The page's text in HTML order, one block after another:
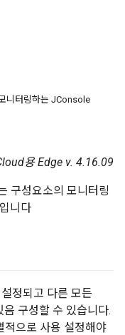
니터링하는 JConsole
용 Edge v. 4.16.09
구성요소의 모니터링
니다
정되고 다른 모든
구성할 수 있습니다.
으로 사용 설정해야